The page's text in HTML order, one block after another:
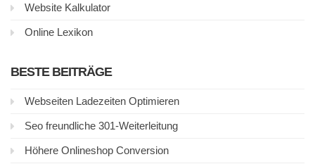
Website Kalkulator
Online Lexikon
BESTE BEITRÄGE
Webseiten Ladezeiten Optimieren
Seo freundliche 301-Weiterleitung
Höhere Onlineshop Conversion